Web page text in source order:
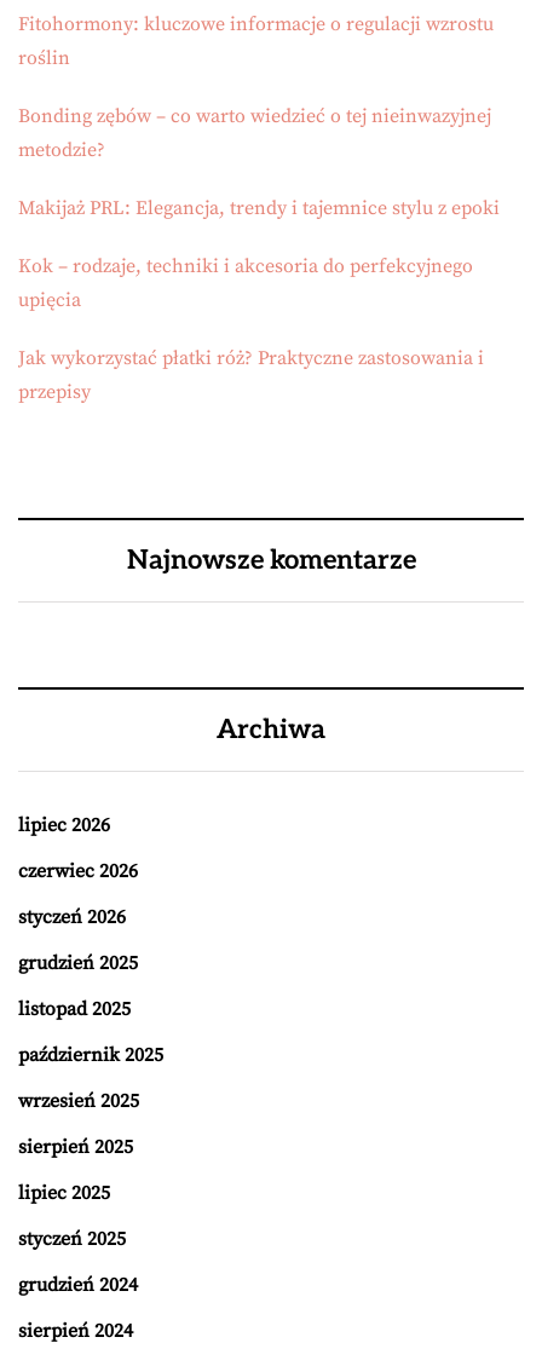
Fitohormony: kluczowe informacje o regulacji wzrostu
roślin
Bonding zębów – co warto wiedzieć o tej nieinwazyjnej
metodzie?
Makijaż PRL: Elegancja, trendy i tajemnice stylu z epoki
Kok – rodzaje, techniki i akcesoria do perfekcyjnego
upięcia
Jak wykorzystać płatki róż? Praktyczne zastosowania i
przepisy
Najnowsze komentarze
Archiwa
lipiec 2026
czerwiec 2026
styczeń 2026
grudzień 2025
listopad 2025
październik 2025
wrzesień 2025
sierpień 2025
lipiec 2025
styczeń 2025
grudzień 2024
sierpień 2024